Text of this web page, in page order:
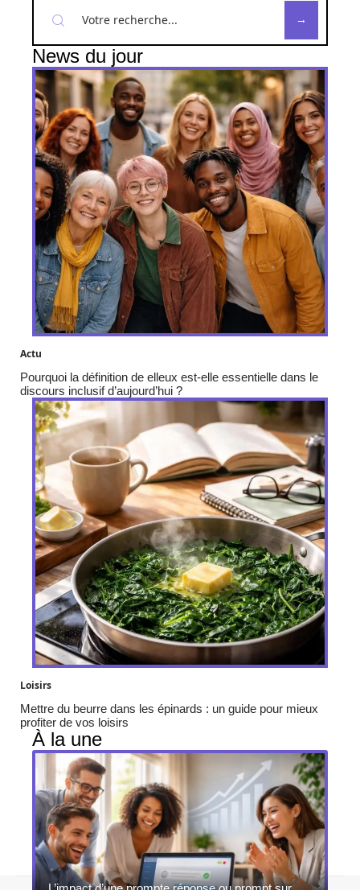
News du jour
Actu
Pourquoi la définition de elleux est-elle essentielle dans le
discours inclusif d’aujourd’hui ?
Loisirs
Mettre du beurre dans les épinards : un guide pour mieux
profiter de vos loisirs
À la une